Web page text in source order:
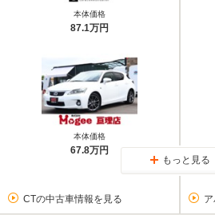
本体価格
87.1万円
本体価格
67.8万円
もっと見る
CTの中古車情報を見る